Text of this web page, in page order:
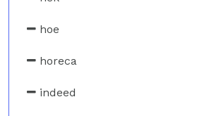
hoe
horeca
indeed